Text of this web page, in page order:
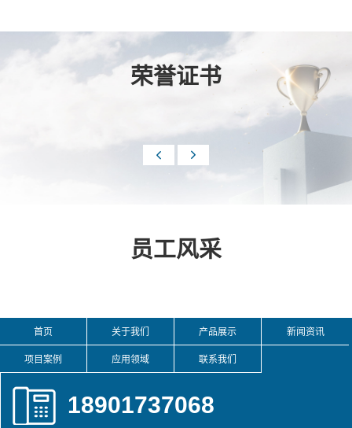
荣誉证书
 
员工风采
首页 关于我们 产品展示 新闻资讯
项目案例 应用领域 联系我们
18901737068